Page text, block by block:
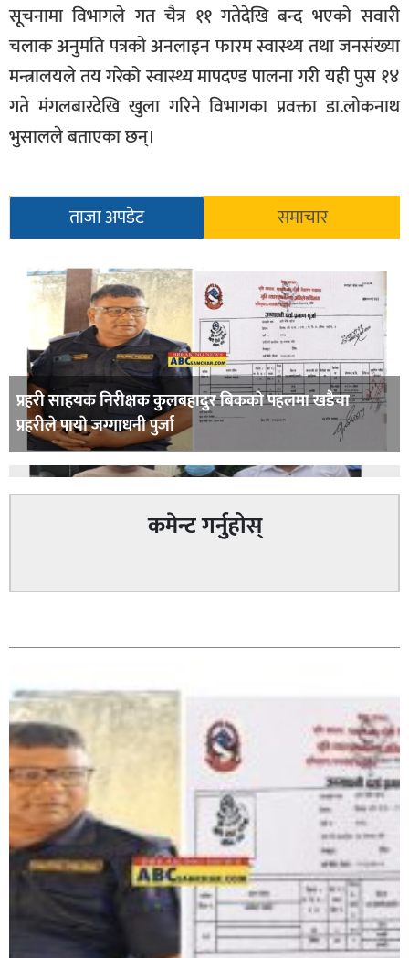
सूचनामा विभागले गत चैत्र ११ गतेदेखि बन्द भएको सवारी
चलाक अनुमति पत्रको अनलाइन फारम स्वास्थ्य तथा जनसंख्या
मन्त्रालयले तय गरेको स्वास्थ्य मापदण्ड पालना गरी यही पुस १४
गते मंगलबारदेखि खुला गरिने विभागका प्रवक्ता डा.लोकनाथ
भुसालले बताएका छन्।
ताजा अपडेट समाचार
प्रहरी साहयक निरीक्षक कुलबहादुर बिककाे पहलमा खडैचा
प्रहरीले पायाे जग्गाधनी पुर्जा
भिक्षा मागेर कारमा घुम्ने बाबाहरूलाई दाङ प्रहरीले पक्राउ,भारत
फर्कने सर्तमा रिहा,
कमेन्ट गर्नुहोस्